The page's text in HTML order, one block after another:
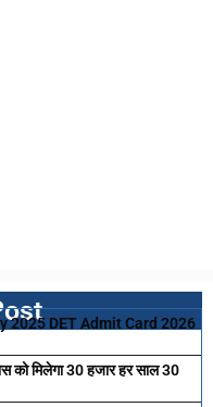
2025 DET Admit Card 2026
मिलेगा 30 हजार हर साल 30